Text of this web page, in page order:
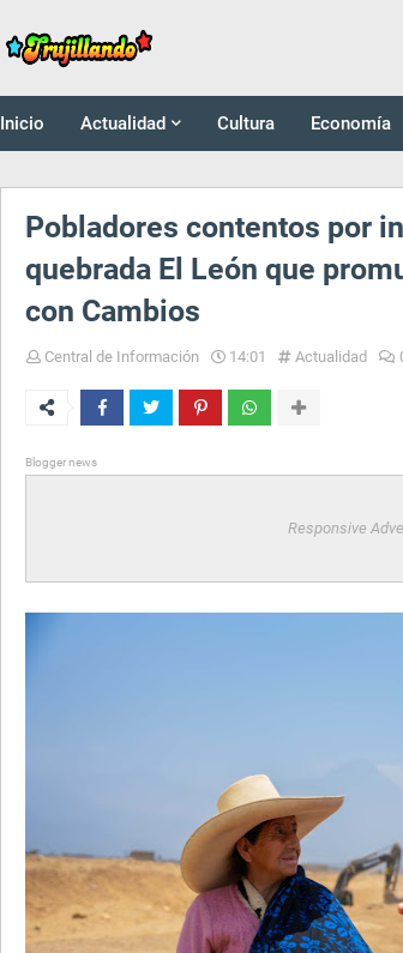
Inicio Actualidad Cultura Economía
Pobladores contentos por
quebrada El León que
con Cambios
Central de Información 14:01 Actualidad
Blogger news
Responsive